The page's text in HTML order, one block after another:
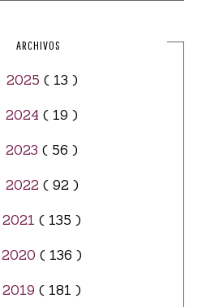
ARCHIVOS
2025 ( 13 )
2024 ( 19 )
2023 ( 56 )
2022 ( 92 )
2021 ( 135 )
2020 ( 136 )
2019 ( 181 )